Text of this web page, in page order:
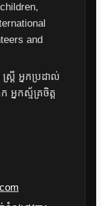
and
ត្រី អ្នកប្រដាល់
អ្នកស្ម័គ្រចិត្ត